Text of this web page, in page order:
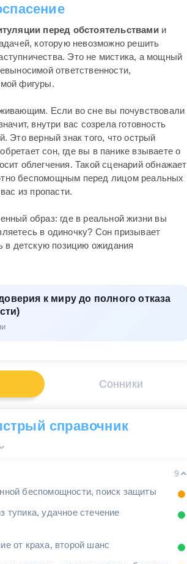
перед обстоятельствамии
которую невозможно решить
Это не мистика, а мощный
ответственности,
фигуры.
Если во сне вы почувствовали
внутри вас созрела готовность
Это верный знак того, что острый
сон, где вы в панике взываете о
облегчения. Такой сценарий обнажает
беспомощным перед лицом реальных
из пропасти.
образ: где в реальной жизни вы
в одиночку? Сон призывает
в детскую позицию ожидания
к миру до полного отказа
Сонники
справочник
9
беспомощности, поиск защиты
тупика, удачное стечение
от краха, второй шанс